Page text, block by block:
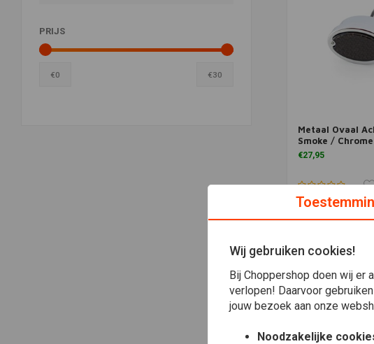
PRIJS
€0 €30
Meer
Metaal Ovaal
Smoke / Chrome
€27,95
Meest
Wij gebruiken cookies!
Bij Choppershop doen wij er
verlopen! Daarvoor
jouw bezoek aan onze
Noodzakelijke